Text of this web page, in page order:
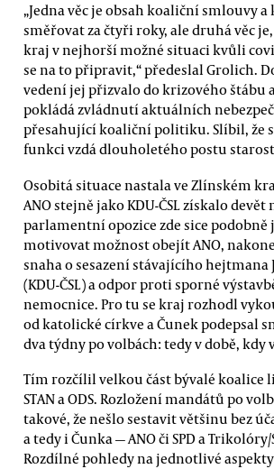
„Jedna věc je obsah koaliční smlouvy a
směřovat za čtyři roky, ale druhá věc
kraj v nejhorší možné situaci kvůli
se na to připravit,“ předeslal Grolich.
vedení jej přizvalo do krizového štábu
pokládá zvládnutí aktuálních
přesahující koaliční politiku. Slíbil, že
funkci vzdá dlouholetého postu
Osobitá situace nastala ve Zlínském
ANO stejně jako KDU-ČSL získalo
parlamentní opozice zde sice
motivovat možnost obejít ANO,
snaha o sesazení stávajícího hejtmana
(KDU-ČSL) a odpor proti sporné
nemocnice. Pro tu se kraj rozhodl
od katolické církve a Čunek podepsal
dva týdny po volbách: tedy v době,
Tím rozčílil velkou část bývalé koalice
STAN a ODS. Rozložení mandátů po
takové, že nešlo sestavit většinu bez
a tedy i Čunka — ANO či SPD a
Rozdílné pohledy na jednotlivé